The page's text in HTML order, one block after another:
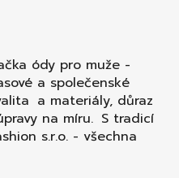
ódy pro muže -
a společenské
a materiály, důraz
na míru. S tradicí
s.r.o. - všechna